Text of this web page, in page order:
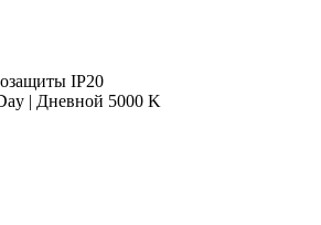
IP20
| Дневной 5000 K